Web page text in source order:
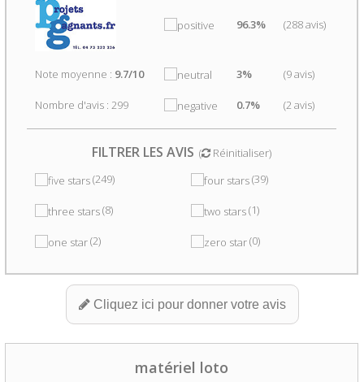
96.3% (288 avis)
Note moyenne : 9.7/10 3% (9 avis)
Nombre d'avis : 299 0.7% (2 avis)
FILTRER LES AVIS ( Réinitialiser)
(249)
(39)
(8) (1)
(2) (0)
Cliquez ici pour donner votre avis
matériel loto